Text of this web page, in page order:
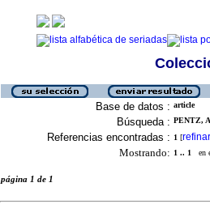
Base de datos : article
Búsqueda : PENTZ,
Referencias encontradas : 1 [refinar
Mostrando: 1 .. 1 en
página 1 de 1